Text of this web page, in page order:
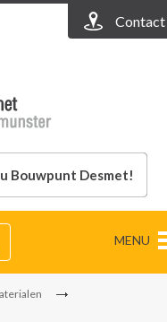
Contact
Bouwpunt Desmet!
MENU